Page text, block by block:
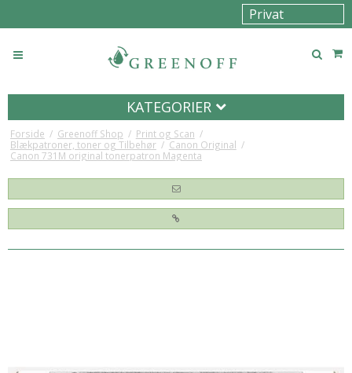
KATEGORIER
Forside / Greenoff Shop / Print og Scan /
Blækpatroner, toner og Tilbehør / Canon Original /
Canon 731M original tonerpatron Magenta